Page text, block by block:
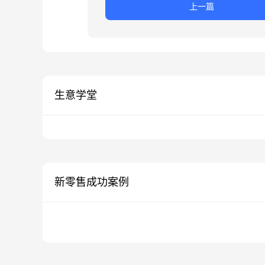
上一篇
生意学堂
新零售成功案例